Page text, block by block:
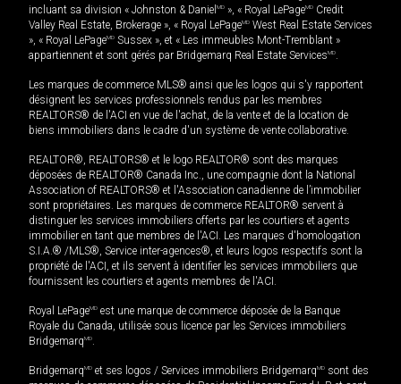
incluant sa division « Johnston & Daniel MD », « Royal LePageMD Credit
Valley Real Estate, Brokerage », « Royal LePageMD West Real Estate Services
», « Royal LePageMD Sussex », et « Les immeubles Mont-Tremblant »
appartiennent et sont gérés par Bridgemarq Real Estate ServicesMD.
Les marques de commerce MLS® ainsi que les logos qui s'y rapportent
désignent les services professionnels rendus par les membres
REALTORS® de l'ACI en vue de l'achat, de la vente et de la location de
biens immobiliers dans le cadre d'un système de vente collaborative.
REALTOR®, REALTORS® et le logo REALTOR® sont des marques
déposées de REALTOR® Canada Inc., une compagnie dont la National
Association of REALTORS® et l'Association canadienne de l’immobilier
sont propriétaires. Les marques de commerce REALTOR® servent à
distinguer les services immobiliers offerts par les courtiers et agents
immobilier en tant que membres de l'ACI. Les marques d'homologation
S.I.A.® /MLS®, Service inter-agences®, et leurs logos respectifs sont la
propriété de l'ACI, et ils servent à identifier les services immobiliers que
fournissent les courtiers et agents membres de l'ACI.
Royal LePageMD est une marque de commerce déposée de la Banque
Royale du Canada, utilisée sous licence par les Services immobiliers
BridgemarqMD.
BridgemarqMD et ses logos / Services immobiliers BridgemarqMD sont des